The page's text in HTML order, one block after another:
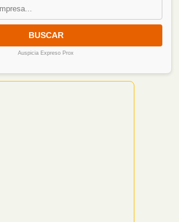
BUSCAR
Auspicia Expreso Prox